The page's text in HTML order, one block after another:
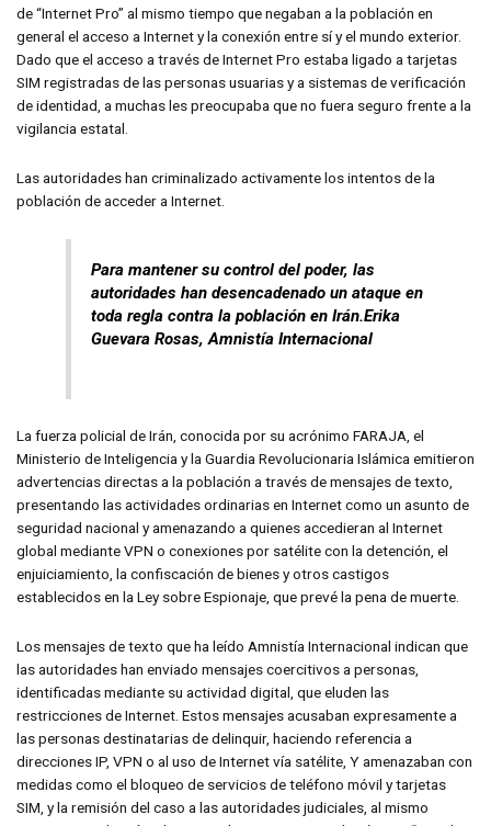
de “Internet Pro” al mismo tiempo que negaban a la población en
general el acceso a Internet y la conexión entre sí y el mundo exterior.
Dado que el acceso a través de Internet Pro estaba ligado a tarjetas
SIM registradas de las personas usuarias y a sistemas de verificación
de identidad, a muchas les preocupaba que no fuera seguro frente a la
vigilancia estatal.
Las autoridades han criminalizado activamente los intentos de la
población de acceder a Internet.
Para mantener su control del poder, las
autoridades han desencadenado un ataque en
toda regla contra la población en Irán.Erika
Guevara Rosas, Amnistía Internacional
La fuerza policial de Irán, conocida por su acrónimo FARAJA, el
Ministerio de Inteligencia y la Guardia Revolucionaria Islámica emitieron
advertencias directas a la población a través de mensajes de texto,
presentando las actividades ordinarias en Internet como un asunto de
seguridad nacional y amenazando a quienes accedieran al Internet
global mediante VPN o conexiones por satélite con la detención, el
enjuiciamiento, la confiscación de bienes y otros castigos
establecidos en la Ley sobre Espionaje, que prevé la pena de muerte.
Los mensajes de texto que ha leído Amnistía Internacional indican que
las autoridades han enviado mensajes coercitivos a personas,
identificadas mediante su actividad digital, que eluden las
restricciones de Internet. Estos mensajes acusaban expresamente a
las personas destinatarias de delinquir, haciendo referencia a
direcciones IP, VPN o al uso de Internet vía satélite, Y amenazaban con
medidas como el bloqueo de servicios de teléfono móvil y tarjetas
SIM, y la remisión del caso a las autoridades judiciales, al mismo